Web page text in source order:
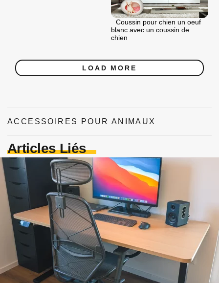
Coussin pour chien un oeuf
blanc avec un coussin de
chien
LOAD MORE
ACCESSOIRES POUR ANIMAUX
Articles Liés